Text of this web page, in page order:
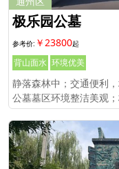
极乐园公墓
￥23800
背山面水 环境优美
静落森林中；交通便利
公墓墓区环境整洁美观
石等不同造型的墓穴、